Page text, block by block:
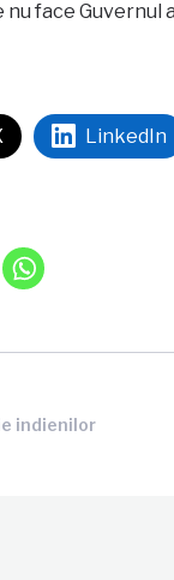
face Guvernul
LinkedIn
indienilor